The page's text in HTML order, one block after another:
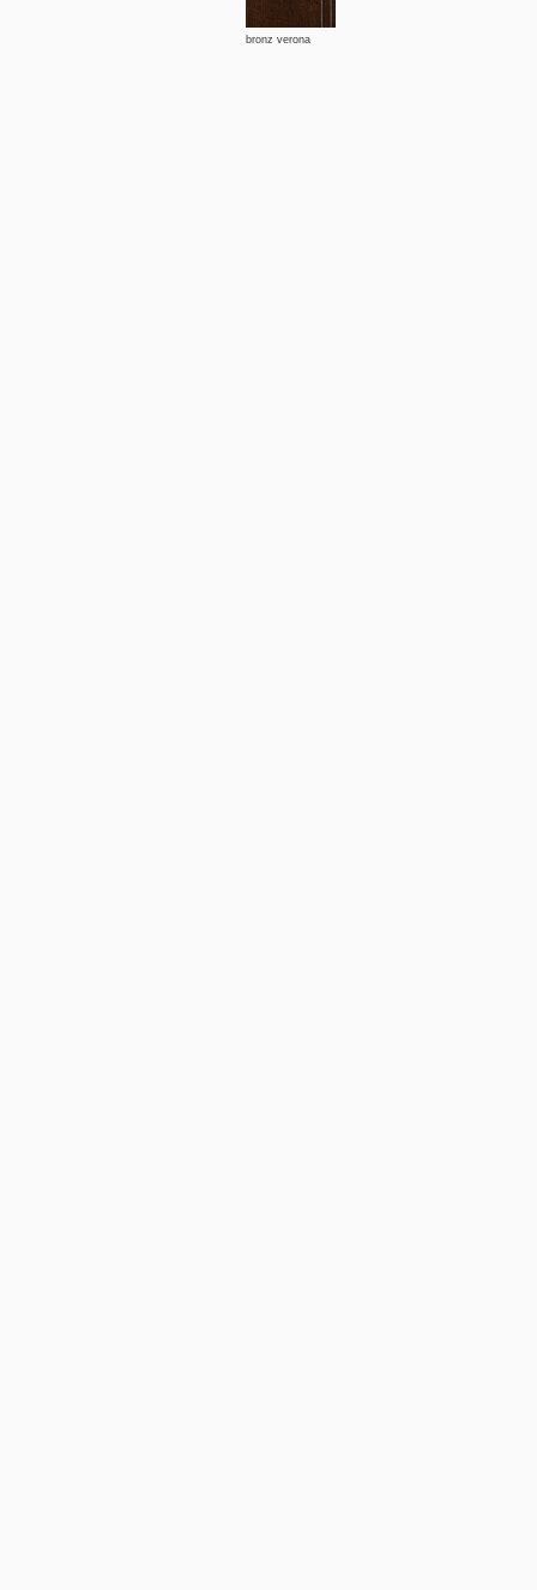
bronz verona